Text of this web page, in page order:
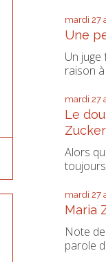
mardi 27
Une
Un
raison à
mardi 27
Le
Alors
toujours
mardi 27
Maria
Note
parole